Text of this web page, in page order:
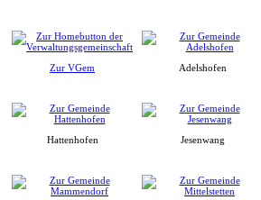
Zur VGem Adelshofen
Hattenhofen Jesenwang